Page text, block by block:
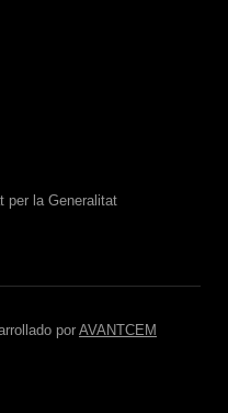
per la Generalitat
por AVANTCEM